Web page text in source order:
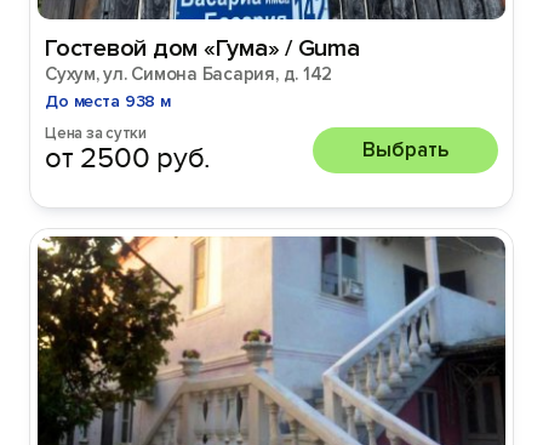
Гостевой дом «Гума» / Guma
Сухум, ул. Симона Басария, д. 142
До места 938 м
Цена за сутки
от 2500 руб. Выбрать